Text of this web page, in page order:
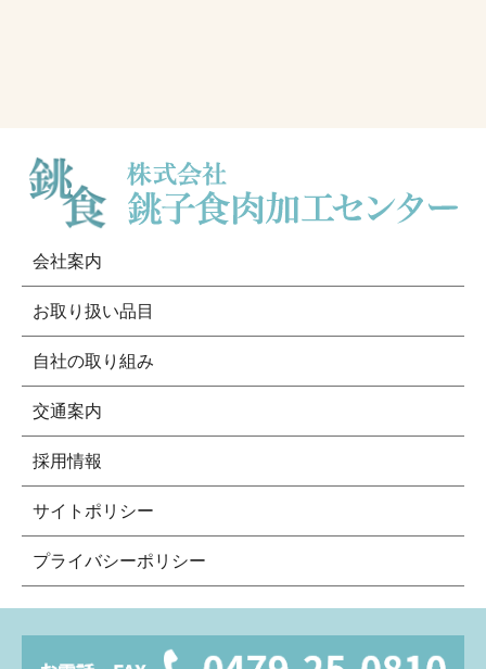
会社案内
お取り扱い品目
自社の取り組み
交通案内
採用情報
サイトポリシー
プライバシーポリシー